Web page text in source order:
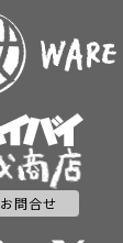
お問合せ